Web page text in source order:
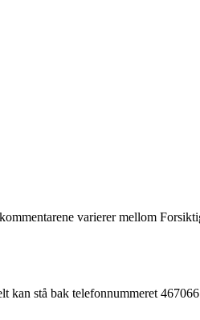
varierer mellom
stå bak telefonnummeret